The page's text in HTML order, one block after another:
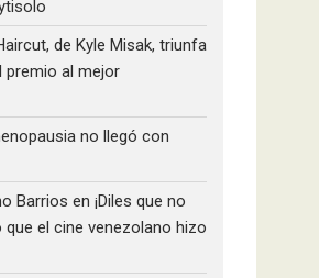
de Kyle Misak, triunfa
premio al mejor
no llegó con
Barrios en ¡Diles que no
que el cine venezolano hizo